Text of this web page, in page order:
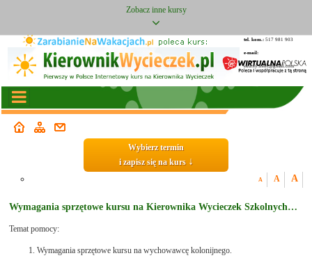
Zobacz inne kursy
tel. kom.:517 981 903
e-mail:
ekursy.henc@gmail.com
Wybierz termin
i zapisz się na kurs ↓
A A A
Wymagania sprzętowe kursu na Kierownika Wycieczek Szkolnych…
Temat pomocy:
Wymagania sprzętowe kursu na wychowawcę kolonijnego.